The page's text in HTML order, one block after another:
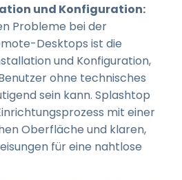
und Konfiguration:
Probleme bei der
Desktops ist die
und Konfiguration,
ohne technisches
sein kann. Splashtop
mit einer
Oberfläche und klaren,
für eine nahtlose